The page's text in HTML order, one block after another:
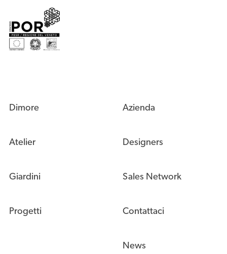
Dimore
Atelier
Giardini
Progetti
Azienda
Designers
Sales Network
Contattaci
News